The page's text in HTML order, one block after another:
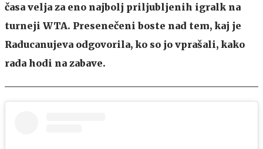
časa velja za eno najbolj priljubljenih igralk na
turneji WTA. Presenečeni boste nad tem, kaj je
Raducanujeva odgovorila, ko so jo vprašali, kako
rada hodi na zabave.